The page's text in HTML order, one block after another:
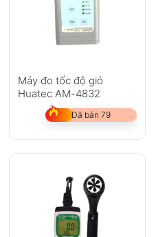
Máy đo tốc độ gió
Huatec AM-4832
Đã bán 79